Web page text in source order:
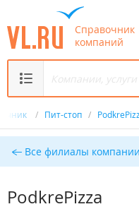
Справочник
компаний
/ Пит-стоп /
Все филиалы компании
PodkrePizza